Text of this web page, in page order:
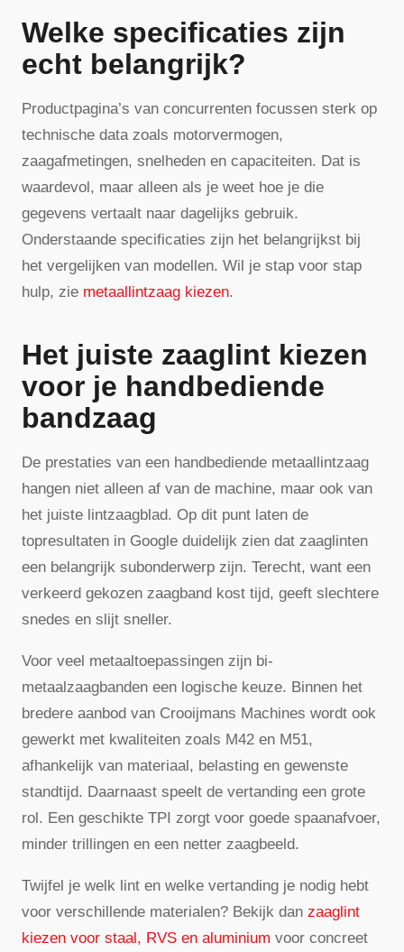
Welke specificaties zijn
echt belangrijk?
Productpagina’s van concurrenten focussen sterk op
technische data zoals motorvermogen,
zaagafmetingen, snelheden en capaciteiten. Dat is
waardevol, maar alleen als je weet hoe je die
gegevens vertaalt naar dagelijks gebruik.
Onderstaande specificaties zijn het belangrijkst bij
het vergelijken van modellen. Wil je stap voor stap
hulp, zie metaallintzaag kiezen.
Het juiste zaaglint kiezen
voor je handbediende
bandzaag
De prestaties van een handbediende metaallintzaag
hangen niet alleen af van de machine, maar ook van
het juiste lintzaagblad. Op dit punt laten de
topresultaten in Google duidelijk zien dat zaaglinten
een belangrijk subonderwerp zijn. Terecht, want een
verkeerd gekozen zaagband kost tijd, geeft slechtere
snedes en slijt sneller.
Voor veel metaaltoepassingen zijn bi-
metaalzaagbanden een logische keuze. Binnen het
bredere aanbod van Crooijmans Machines wordt ook
gewerkt met kwaliteiten zoals M42 en M51,
afhankelijk van materiaal, belasting en gewenste
standtijd. Daarnaast speelt de vertanding een grote
rol. Een geschikte TPI zorgt voor goede spaanafvoer,
minder trillingen en een netter zaagbeeld.
Twijfel je welk lint en welke vertanding je nodig hebt
voor verschillende materialen? Bekijk dan zaaglint
kiezen voor staal, RVS en aluminium voor concreet